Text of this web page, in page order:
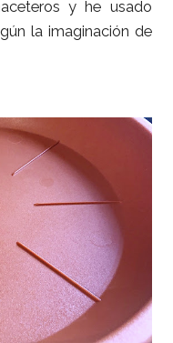
y he usado
la imaginación de